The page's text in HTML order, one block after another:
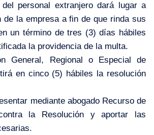
personal extranjero dará lugar a
de la empresa a fin de que rinda sus
un término de tres (3) días hábiles
la providencia de la multa.
General, Regional o Especial de
en cinco (5) hábiles la resolución
mediante abogado Recurso de
la Resolución y aportar las